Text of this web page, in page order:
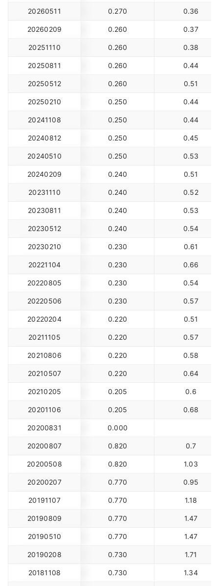
20260511 0.270 0.36
20260209 0.260 0.37
20251110 0.260 0.38
20250811 0.260 0.44
20250512 0.260 0.51
20250210 0.250 0.44
20241108 0.250 0.44
20240812 0.250 0.45
20240510 0.250 0.53
20240209 0.240 0.51
20231110 0.240 0.52
20230811 0.240 0.53
20230512 0.240 0.54
20230210 0.230 0.61
20221104 0.230 0.66
20220805 0.230 0.54
20220506 0.230 0.57
20220204 0.220 0.51
20211105 0.220 0.57
20210806 0.220 0.58
20210507 0.220 0.64
20210205 0.205 0.6
20201106 0.205 0.68
20200831 0.000
20200807 0.820 0.7
20200508 0.820 1.03
20200207 0.770 0.95
20191107 0.770 1.18
20190809 0.770 1.47
20190510 0.770 1.47
20190208 0.730 1.71
20181108 0.730 1.34